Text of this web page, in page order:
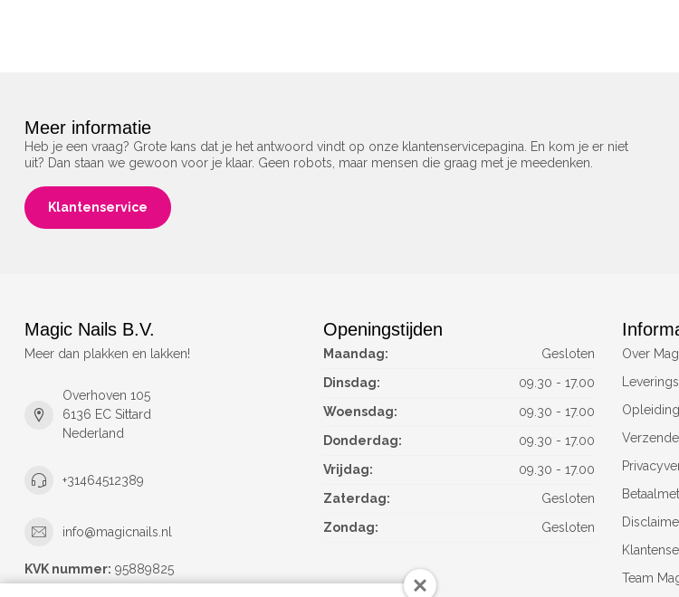
Meer informatie
Heb je een vraag? Grote kans dat je het antwoord vindt op onze klantenservicepagina. En kom je er niet
uit? Dan staan we gewoon voor je klaar. Geen robots, maar mensen die graag met je meedenken.
Klantenservice
Magic Nails B.V.
Meer dan plakken en lakken!
Overhoven 105
6136 EC Sittard
Nederland
+31464512389
info@magicnails.nl
KVK nummer: 95889825
Openingstijden
Maandag:
Gesloten
Dinsdag:
09.30 - 17.00
Woensdag:
09.30 - 17.00
Donderdag:
09.30 - 17.00
Vrijdag:
09.30 - 17.00
Zaterdag:
Gesloten
Zondag:
Gesloten
Over
Team